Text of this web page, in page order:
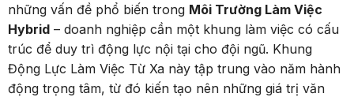
những vấn đề phổ biến trong Môi Trường Làm Việc
Hybrid – doanh nghiệp cần một khung làm việc có cấu
trúc để duy trì động lực nội tại cho đội ngũ. Khung
Động Lực Làm Việc Từ Xa này tập trung vào năm hành
động trọng tâm, từ đó kiến tạo nên những giá trị văn